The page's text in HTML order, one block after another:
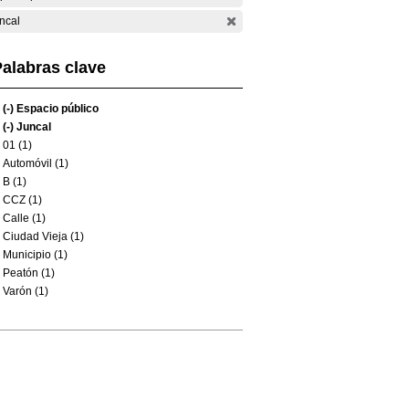
clave
(-) Espacio público
(-) Juncal
01 (1)
Automóvil (1)
B (1)
CCZ (1)
Calle (1)
Ciudad Vieja (1)
Municipio (1)
Peatón (1)
Varón (1)